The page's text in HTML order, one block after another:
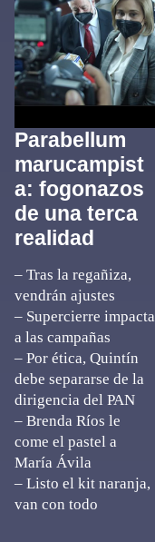
Parabellum
marucampist
a: fogonazos
de una terca
realidad
– Tras la regañiza,
vendrán ajustes
– Supercierre impacta
a las campañas
– Por ética, Quintín
debe separarse de la
dirigencia del PAN
– Brenda Ríos le
come el pastel a
María Ávila
– Listo el kit naranja,
van con todo